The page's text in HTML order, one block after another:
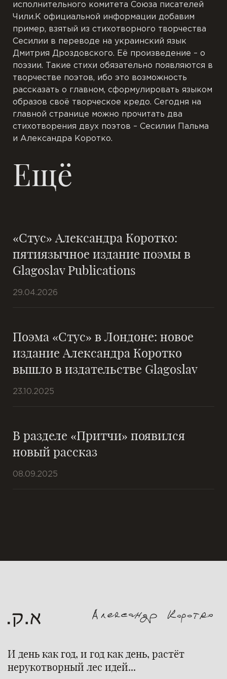
исполнительного комитета Союза писателей
Чили.К официальной информации добавим
пример, взятый из стихотворного творчества
Сесилии в переводе на украинский язык
Дмитрия Дроздовского. Её произведение – о
поэзии. Такие стихи обязательно появляются в
творчестве поэтов, ибо это возможность
рассказать о главном, сформулировать языком
образов своё творческое кредо. Сегодня на
главной странице можно прочитать два
стихотворения двух поэтов – Сесилии Пальма
и Александра Коротко.
Ещё
«Стус» Александра Коротко:
пятиязычное издание поэмы в
Glagoslav Publications
29.04.2026
Поэма «Стус» в Лондоне: новое
издание Александра Коротко
вышло в издательстве Glagoslav
23.10.2025
В разделе «Притчи» появился
новый рассказ
08.09.2025
И день как год, и год как день, растёт
нерукотворный лес идей...